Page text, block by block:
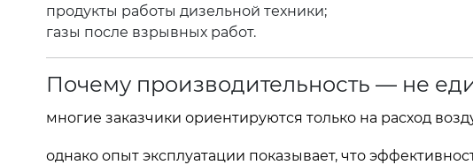
продукты работы дизельной техники;
газы после взрывных работ.
Почему производительность — не
многие заказчики ориентируются только на расход
однако опыт эксплуатации показывает, что